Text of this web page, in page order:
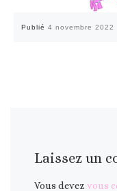
Publié 4 novembre 2022
Laissez un
Vous devezvous